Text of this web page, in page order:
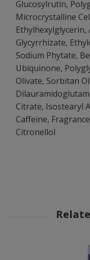
Glucosylrutin,
Microcrystalline
Glycyrrhizate,
Sodium Phytate,
Ubiquinone,
Olivate, Sorbitan
Citrate, Isostearyl
Caffeine,
Citronellol